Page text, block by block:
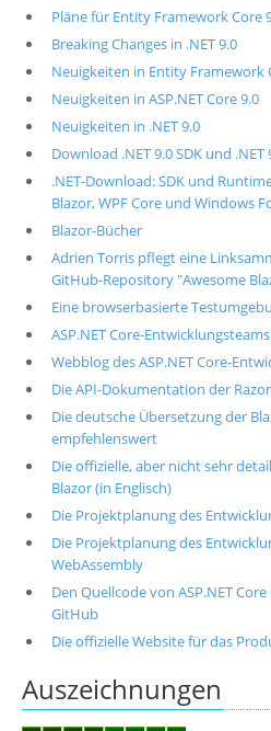
Pläne für Entity Framework Core
Breaking Changes in .NET 9.0
Neuigkeiten in Entity Framework
Neuigkeiten in ASP.NET Core 9.0
Neuigkeiten in .NET 9.0
Download .NET 9.0 SDK und
.NET-Download: SDK und
Blazor, WPF Core und Windows
Blazor-Bücher
Adrien Torris pflegt eine
GitHub-Repository "Awesome
Eine browserbasierte
ASP.NET Core-
Webblog des ASP.NET Core-
Die API-Dokumentation der
Die deutsche Übersetzung der
empfehlenswert
Die offizielle, aber nicht sehr
Blazor (in Englisch)
Die Projektplanung des
Die Projektplanung des
WebAssembly
Den Quellcode von ASP.NET
GitHub
Die offizielle Website für das
Auszeichnungen